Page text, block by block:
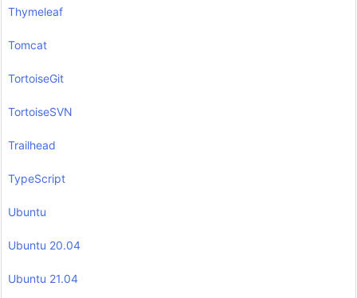
Thymeleaf
Tomcat
TortoiseGit
TortoiseSVN
Trailhead
TypeScript
Ubuntu
Ubuntu 20.04
Ubuntu 21.04